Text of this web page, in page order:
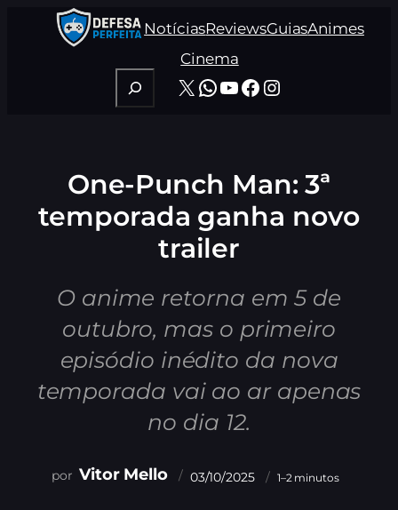
NotíciasReviewsGuiasAnimes
Cinema
Pesquisar
X WhatsApp
Youtube
Facebook
Instagram
One-Punch Man: 3ª
temporada ganha novo
trailer
O anime retorna em 5 de
outubro, mas o primeiro
episódio inédito da nova
temporada vai ao ar apenas
no dia 12.
Vitor Mello 03/10/2025 1–2 minutos